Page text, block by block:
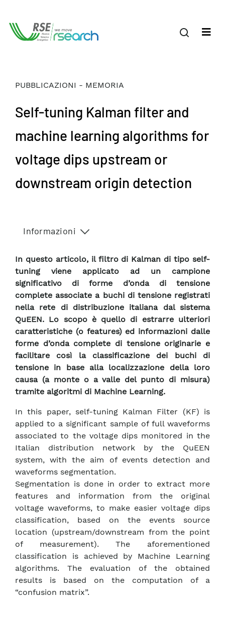
PUBBLICAZIONI - MEMORIA
Self-tuning Kalman filter and
machine learning algorithms for
voltage dips upstream or
downstream origin detection
Informazioni
In questo articolo, il filtro di Kalman di tipo self-
tuning viene applicato ad un campione
significativo di forme d’onda di tensione
complete associate a buchi di tensione registrati
nella rete di distribuzione italiana dal sistema
QuEEN. Lo scopo è quello di estrarre ulteriori
caratteristiche (o features) ed informazioni dalle
forme d’onda complete di tensione originarie e
facilitare così la classificazione dei buchi di
tensione in base alla localizzazione della loro
causa (a monte o a valle del punto di misura)
tramite algoritmi di Machine Learning.
In this paper, self-tuning Kalman Filter (KF) is
applied to a significant sample of full waveforms
associated to the voltage dips monitored in the
Italian distribution network by the QuEEN
system, with the aim of events detection and
waveforms segmentation.
Segmentation is done in order to extract more
features and information from the original
voltage waveforms, to make easier voltage dips
classification, based on the events source
location (upstream/downstream from the point
of measurement). The aforementioned
classification is achieved by Machine Learning
algorithms. The evaluation of the obtained
results is based on the computation of a
“confusion matrix”.